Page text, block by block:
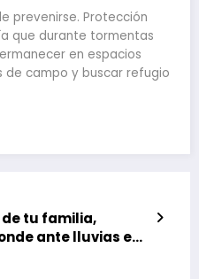
prevenirse. Protección
que durante tormentas
en espacios
de campo y buscar refugio
tu familia,
ante lluvias en